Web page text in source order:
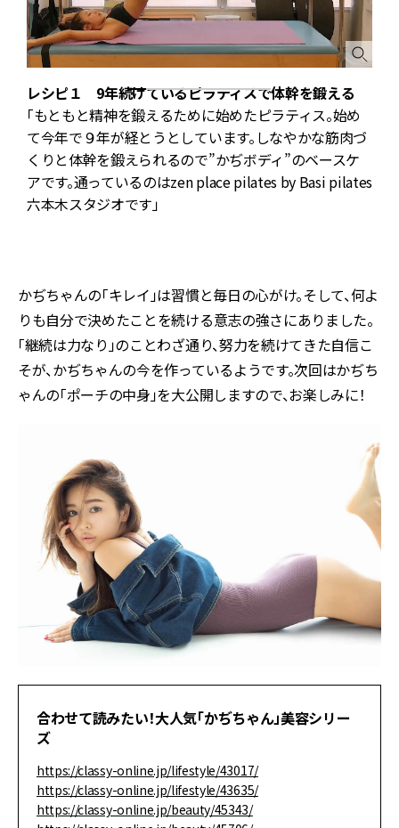
レシピ１ 9年続けているピラティスで体幹を鍛える
「もともと精神を鍛えるために始めたピラティス。始め
て今年で９年が経とうとしています。しなやかな筋肉づ
くりと体幹を鍛えられるので”かぢボディ”のベースケ
アです。通っているのはzen place pilates by Basi pilates
六本木スタジオです」
かぢちゃんの「キレイ」は習慣と毎日の心がけ。そして、何よ
りも自分で決めたことを続ける意志の強さにありました。
「継続は力なり」のことわざ通り、努力を続けてきた自信こ
そが、かぢちゃんの今を作っているようです。次回はかぢち
ゃんの「ポーチの中身」を大公開しますので、お楽しみに！
合わせて読みたい！大人気「かぢちゃん」美容シリー
ズ
https://classy-online.jp/lifestyle/43017/
https://classy-online.jp/lifestyle/43635/
https://classy-online.jp/beauty/45343/